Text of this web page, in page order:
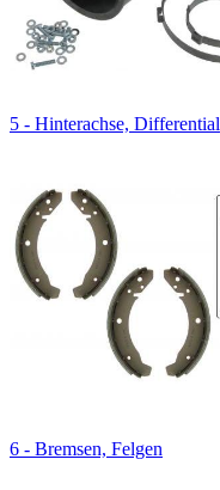
5 - Hinterachse, Differential
6 - Bremsen, Felgen